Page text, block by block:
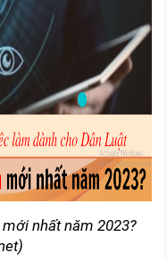
nhất năm 2023?